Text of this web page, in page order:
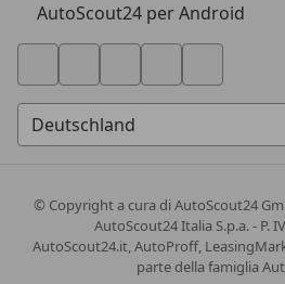
AutoScout24 per Android
© Copyrighta cura di AutoScout24
AutoScout24 Italia S.p.a. - P.
AutoScout24.it, AutoProff,
parte della famiglia